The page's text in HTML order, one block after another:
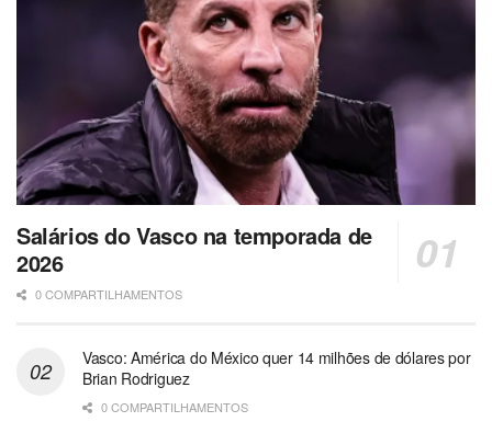
Salários do Vasco na temporada de
2026
0 COMPARTILHAMENTOS
Vasco: América do México quer 14 milhões de dólares por
Brian Rodriguez
0 COMPARTILHAMENTOS